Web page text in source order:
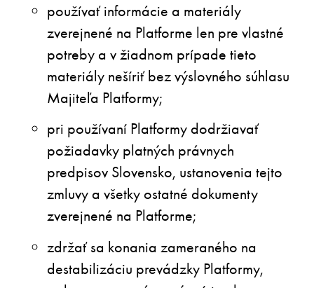
používať informácie a materiály
zverejnené na Platforme len pre vlastné
potreby a v žiadnom prípade tieto
materiály nešíriť bez výslovného súhlasu
Majiteľa Platformy;
pri používaní Platformy dodržiavať
požiadavky platných právnych
predpisov Slovensko, ustanovenia tejto
zmluvy a všetky ostatné dokumenty
zverejnené na Platforme;
zdržať sa konania zameraného na
destabilizáciu prevádzky Platformy,